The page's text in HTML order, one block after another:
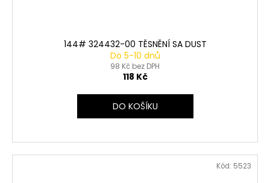
144# 324432-00 TĚSNĚNÍ SA DUST
Do 5-10 dnů
98 Kč bez DPH
118 Kč
DO KOŠÍKU
Kód: 5523